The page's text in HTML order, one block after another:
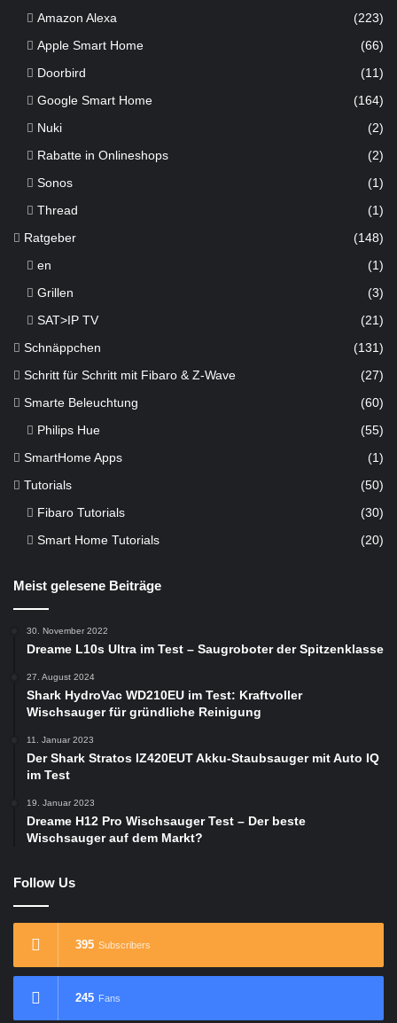
Amazon Alexa
(223)
Apple Smart Home
(66)
Doorbird
(11)
Google Smart Home
(164)
Nuki
(2)
Rabatte in Onlineshops
(2)
Sonos
(1)
Thread
(1)
Ratgeber (148)
en
(1)
Grillen
(3)
SAT>IP TV
(21)
Schnäppchen (131)
Schritt für Schritt mit Fibaro & Z-Wave (27)
Smarte Beleuchtung (60)
Philips Hue (55)
SmartHome Apps (1)
Tutorials (50)
Fibaro Tutorials
(30)
Smart Home Tutorials
(20)
Meist gelesene Beiträge
30. November 2022
Dreame L10s Ultra im Test – Saugroboter der Spitzenklasse
27. August 2024
Shark HydroVac WD210EU im Test: Kraftvoller
Wischsauger für gründliche Reinigung
11. Januar 2023
Der Shark Stratos IZ420EUT Akku-Staubsauger mit Auto IQ
im Test
19. Januar 2023
Dreame H12 Pro Wischsauger Test – Der beste
Wischsauger auf dem Markt?
Follow Us
395 Subscribers
245 Fans